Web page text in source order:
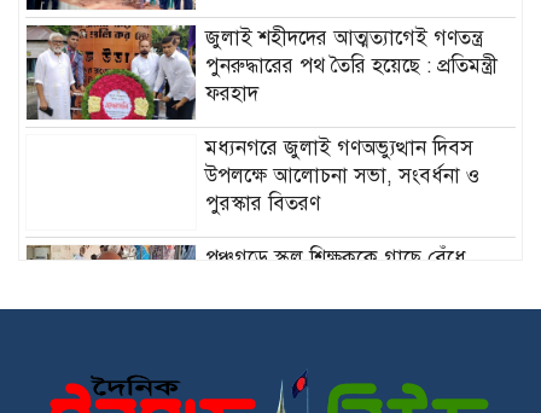
জুলাই শহীদদের আত্মত্যাগেই গণতন্ত্র
পুনরুদ্ধারের পথ তৈরি হয়েছে : প্রতিমন্ত্রী
ফরহাদ
মধ্যনগরে জুলাই গণঅভ্যুত্থান দিবস
উপলক্ষে আলোচনা সভা, সংবর্ধনা ও
পুরস্কার বিতরণ
পঞ্চগড়ে স্কুল শিক্ষককে গাছে বেঁধে
জুলাই গণহত্যার বিচার না হলে